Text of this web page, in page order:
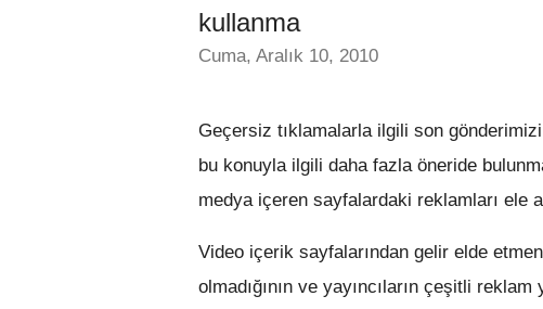
kullanma
Cuma, Aralık 10, 2010
Geçersiz tıklamalarla ilgili son
bu konuyla ilgili daha fazla öneride
medya içeren sayfalardaki reklamları ele
Video içerik sayfalarından gelir elde
olmadığının ve yayıncıların çeşitli